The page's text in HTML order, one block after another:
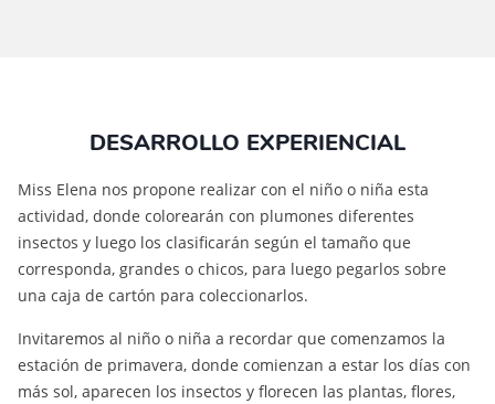
DESARROLLO EXPERIENCIAL
Miss Elena nos propone realizar con el niño o niña esta
actividad, donde colorearán con plumones diferentes
insectos y luego los clasificarán según el tamaño que
corresponda, grandes o chicos, para luego pegarlos sobre
una caja de cartón para coleccionarlos.
Invitaremos al niño o niña a recordar que comenzamos la
estación de primavera, donde comienzan a estar los días con
más sol, aparecen los insectos y florecen las plantas, flores,